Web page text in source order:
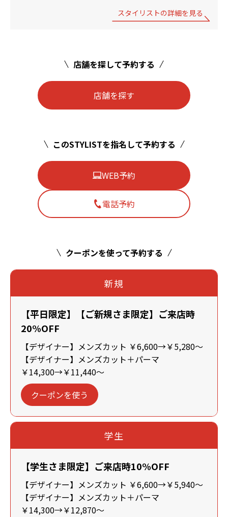
スタイリストの詳細を見る
店舗を探して予約する
店舗を探す
このSTYLISTを指名して予約する
WEB予約
電話予約
クーポンを使って予約する
新規
【平日限定】【ご新規さま限定】ご来店時
20%OFF
【デザイナー】メンズカット ￥6,600→￥5,280～
【デザイナー】メンズカット＋パーマ
￥14,300→￥11,440～
クーポンを使う
学生
【学生さま限定】ご来店時10%OFF
【デザイナー】メンズカット ￥6,600→￥5,940～
【デザイナー】メンズカット＋パーマ
￥14,300→￥12,870～